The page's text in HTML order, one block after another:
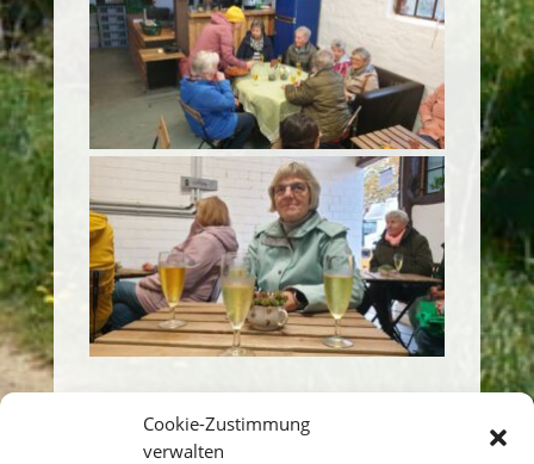
Cookie-Zustimmung
verwalten